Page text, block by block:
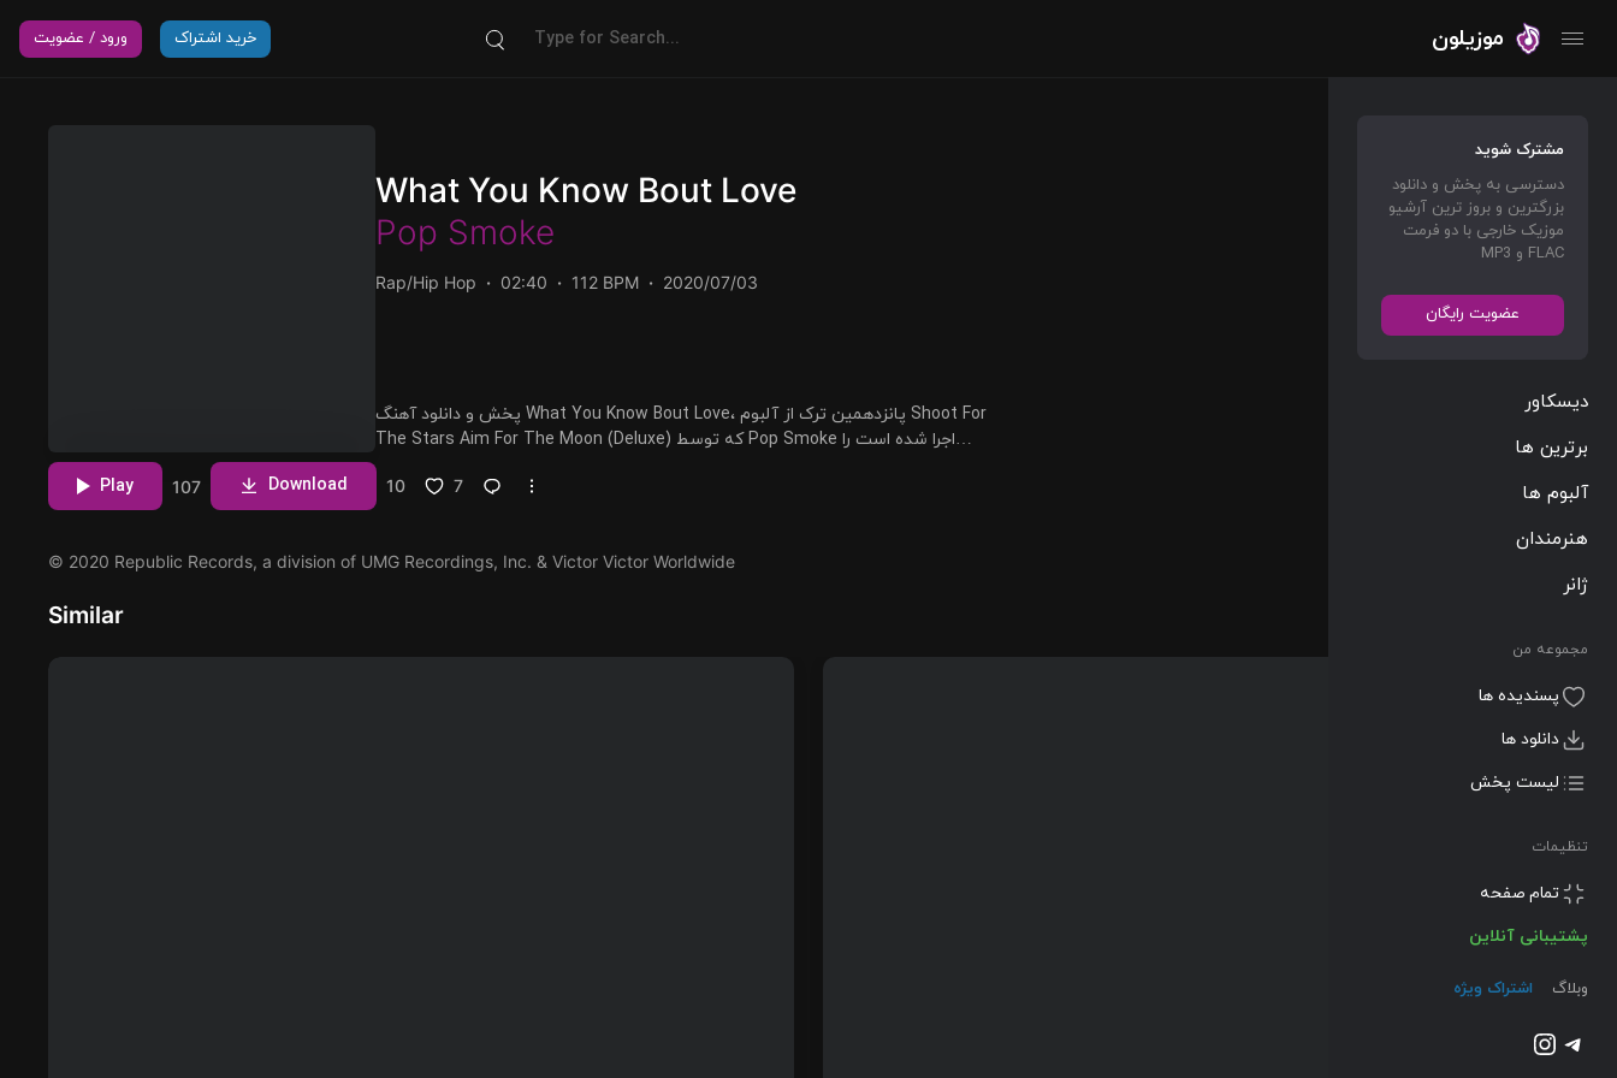
موزیلون خرید اشتراک ورود / عضویت
مشترک شوید
دسترسی به پخش و دانلود
بزرگترین و بروز ترین آرشیو
موزیک خارجی با دو فرمت
FLAC و MP3
عضویت رایگان
دیسکاور
برترین ها
آلبوم ها
هنرمندان
ژانر
مجموعه من
پسندیده ها
دانلود ها
لیست پخش
تنظیمات
تمام صفحه
پشتیبانی آنلاین
وبلاگ اشتراک ویژه
تلگراماینستاگرم
What You Know Bout Love
Pop Smoke
Rap/Hip Hop 02:40 112 BPM 2020/07/03
The Stars Aim For The Moon (Deluxe) که توسط Pop Smoke اجرا شده است را
میتوانید با دو کیفیت 320 و FLAC دریافت کنید.
مشاهده بیشتر
Play 107 Download 10 7
© 2020 Republic Records, a division of UMG Recordings, Inc. & Victor Victor Worldwide
Similar